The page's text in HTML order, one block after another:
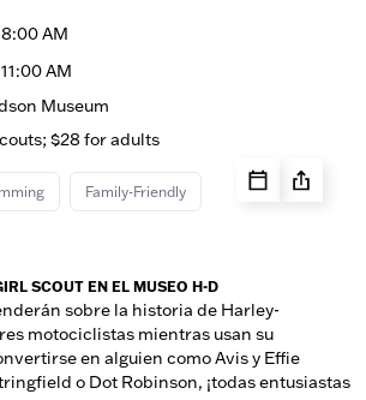
AM
AM
Museum
$28 for adults
Family-Friendly
SCOUT EN EL MUSEO H-D
sobre la historia de Harley-
motociclistas mientras usan su
en alguien como Avis y Effie
o Dot Robinson, ¡todas entusiastas